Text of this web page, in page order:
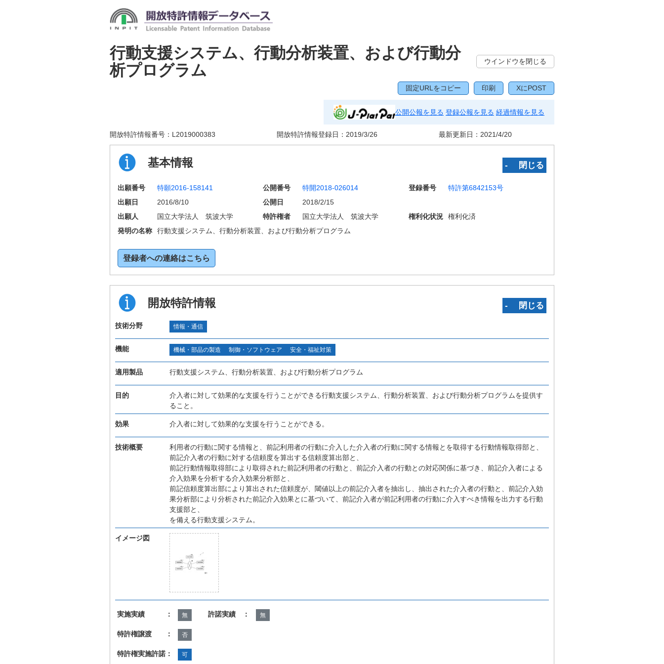
行動支援システム、行動分析装置、および行動分
析プログラム
ウインドウを閉じる
固定URLをコピー 印刷 XにPOST
公開公報を見る 登録公報を見る 経過情報を見る
開放特許情報番号： L2019000383 開放特許情報登録日： 2019/3/26 最新更新日： 2021/4/20
基本情報 ‐ 閉じる
出願番号 特願2016-158141 公開番号 特開2018-026014 登録番号
特許第6842153号
出願日
2016/8/10 公開日
2018/2/15
出願人
国立大学法人 筑波大学 特許権者 国立大学法人 筑波大学 権利化状況
権利化済
発明の名称
行動支援システム、行動分析装置、および行動分析プログラム
登録者への連絡はこちら
開放特許情報 ‐ 閉じる
技術分野 情報・通信
機能 機械・部品の製造 制御・ソフトウェア 安全・福祉対策
適用製品 行動支援システム、行動分析装置、および行動分析プログラム
目的
介入者に対して効果的な支援を行うことができる行動支援システム、行動分析装置、および行動分析プログラムを提供す
ること。
効果 介入者に対して効果的な支援を行うことができる。
技術概要
利用者の行動に関する情報と、前記利用者の行動に介入した介入者の行動に関する情報とを取得する行動情報取得部と、
前記介入者の行動に対する信頼度を算出する信頼度算出部と、
前記行動情報取得部により取得された前記利用者の行動と、前記介入者の行動との対応関係に基づき、前記介入者による
介入効果を分析する介入効果分析部と、
前記信頼度算出部により算出された信頼度が、閾値以上の前記介入者を抽出し、抽出された介入者の行動と、前記介入効
果分析部により分析された前記介入効果とに基づいて、前記介入者が前記利用者の行動に介入すべき情報を出力する行動
支援部と、
を備える行動支援システム。
イメージ図
実施実績 ： 無 許諾実績 ： 無
特許権譲渡 ： 否
特許権実施許諾： 可